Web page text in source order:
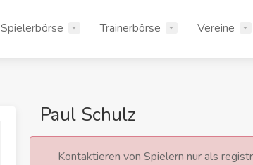
Spielerbörse Trainerbörse Vereine
Paul Schulz
Kontaktieren von Spielern nur als